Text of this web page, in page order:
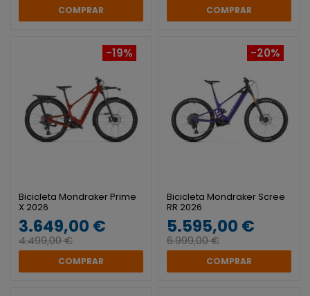
COMPRAR COMPRAR
-19%
Bicicleta Mondraker Prime
X 2026
3.649,00 €
4.499,00 €
COMPRAR
-20%
Bicicleta Mondraker Scree
RR 2026
5.595,00 €
6.999,00 €
COMPRAR